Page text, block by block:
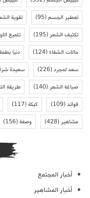
تعطير الجسم(95) تقوية
تكثيف الشعر(195) تلميع
حالات الشفاء(124) دنيا بطمة
سعد لمجرد(226) سعيدة
صباغة الشعر(140) طريقة
فوائد(109) كيكة(117)
مشاهير(428) وصفة(156)
أخبار المجتمع
أخبار المشاهير